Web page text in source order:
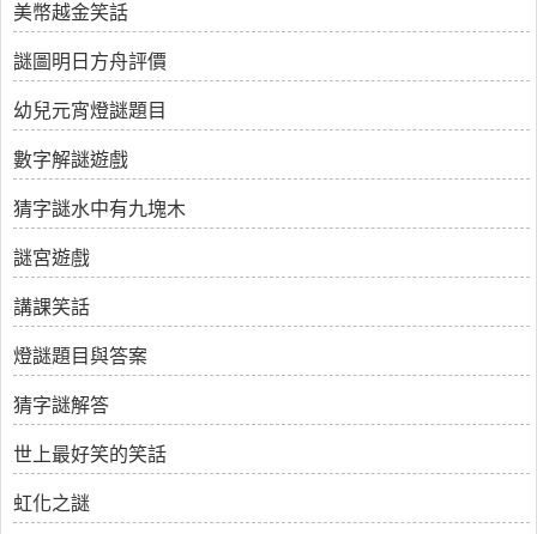
美幣越金笑話
謎圖明日方舟評價
幼兒元宵燈謎題目
數字解謎遊戲
猜字謎水中有九塊木
謎宮遊戲
講課笑話
燈謎題目與答案
猜字謎解答
世上最好笑的笑話
虹化之謎